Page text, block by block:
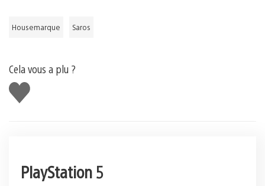
Housemarque Saros
Cela vous a plu ?
J'aime
PlayStation 5